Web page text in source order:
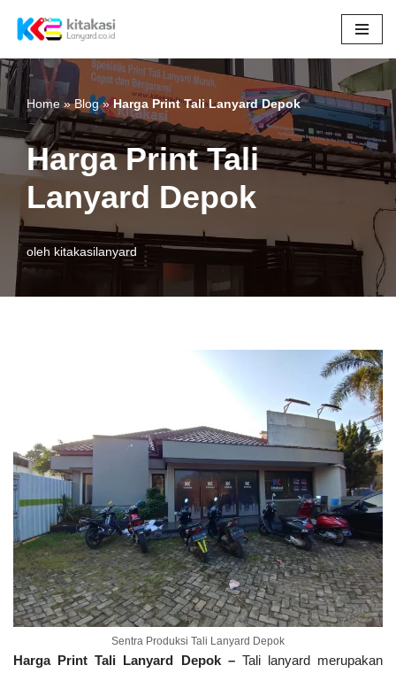
ke
konten
Home»Blog»Harga Print Tali Lanyard Depok
Harga Print Tali
Lanyard Depok
oleh kitakasilanyard
Sentra Produksi Tali Lanyard Depok
Harga Print Tali Lanyard Depok – Tali lanyard merupakan